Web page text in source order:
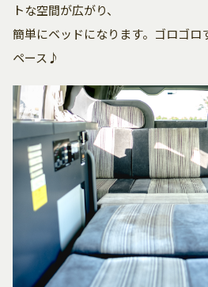
トな空間が広がり、
簡単にベッドになります。ゴロゴロ
ペース♪